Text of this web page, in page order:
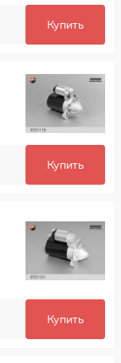
Купить
Купить
Купить